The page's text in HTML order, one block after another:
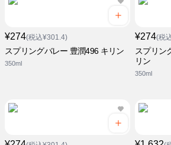
¥274(税込¥301.4)
スプリングバレー 豊潤496 キリン
350ml
¥274(税
スプリン
リン
350ml